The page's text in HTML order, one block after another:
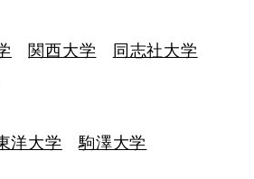
関西大学
同志社大学
洋大学
駒澤大学